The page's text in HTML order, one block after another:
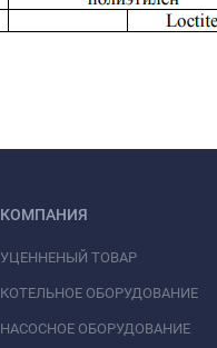
КОМПАНИЯ
УЦЕННЕНЫЙ ТОВАР
КОТЕЛЬНОЕ ОБОРУДОВАНИЕ
НАСОСНОЕ ОБОРУДОВАНИЕ